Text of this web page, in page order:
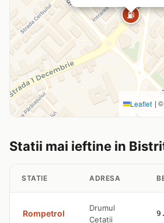
⛽
Leaflet | ©
Statii mai ieftine in
STATIE ADRESA
Rompetrol
Drumul
Cetatii